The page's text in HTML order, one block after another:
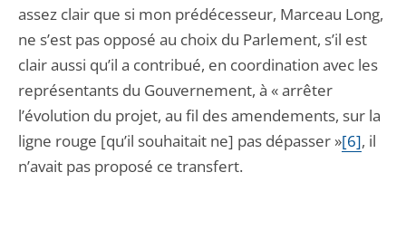
assez clair que si mon prédécesseur, Marceau Long,
ne s’est pas opposé au choix du Parlement, s’il est
clair aussi qu’il a contribué, en coordination avec les
représentants du Gouvernement, à « arrêter
l’évolution du projet, au fil des amendements, sur la
ligne rouge [qu’il souhaitait ne] pas dépasser »[6], il
n’avait pas proposé ce transfert.